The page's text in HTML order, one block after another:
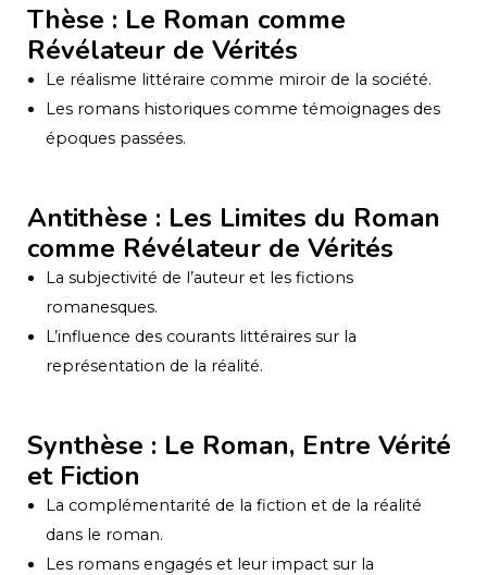
Thèse : Le Roman comme
Révélateur de Vérités
Le réalisme littéraire comme miroir de la société.
Les romans historiques comme témoignages des
époques passées.
Antithèse : Les Limites du Roman
comme Révélateur de Vérités
La subjectivité de l’auteur et les fictions
romanesques.
L’influence des courants littéraires sur la
représentation de la réalité.
Synthèse : Le Roman, Entre Vérité
et Fiction
La complémentarité de la fiction et de la réalité
dans le roman.
Les romans engagés et leur impact sur la